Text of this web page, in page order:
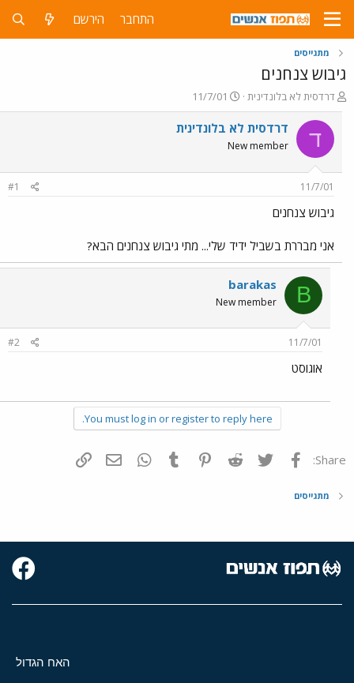
התחבר הירשם
מתגייסים
גיבוש צנחנים
פ
ו
ת
ח
ה
ש
א
דרדסית לא בלונדינית
פ
ו
ר
11/7/01
ד דרדסית לא בלונדינית
New member
11/7/01
#1
גיבוש צנחנים
אני מבררת בשביל ידיד שלי... מתי גיבוש צנחנים הבא?
B
barakas
New member
11/7/01
#2
אוגוסט
You must log in or register to reply here.
Share: פייסבוק Twitter
Reddit
Pinterest
Tumblr
WhatsAppדואר אלקטרוני
מתגייסים
האח הגדול